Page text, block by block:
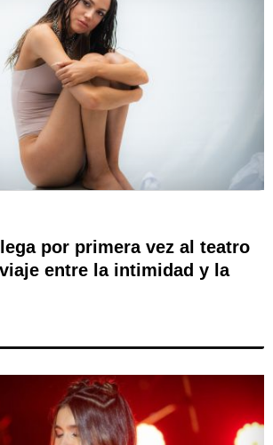
por primera vez al teatro
entre la intimidad y la